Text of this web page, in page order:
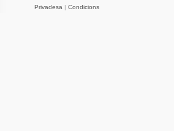
Privadesa | Condicions